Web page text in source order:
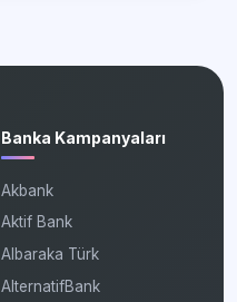
Banka Kampanyaları
Akbank
Aktif Bank
Albaraka Türk
AlternatifBank